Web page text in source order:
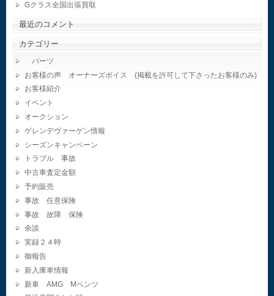
Gクラス全国出張買取
最近のコメント
カテゴリー
パーツ
お客様の声 オーナーズボイス (掲載を許可して下さったお客様のみ)
お客様紹介
イベント
オークション
ゲレンデヴァーゲン情報
シーズンキャンペーン
トラブル 事故
中古車査定金額
予約販売
事故 任意保険
事故 故障 保険
余談
実録２４時
御報告
新入庫車情報
新車 AMG Mベンツ